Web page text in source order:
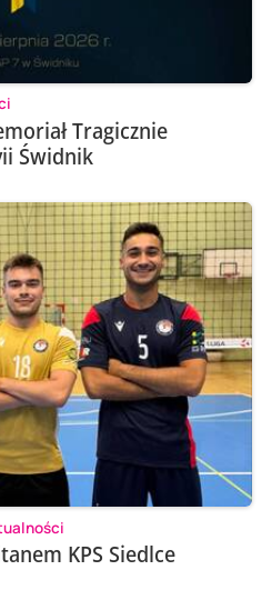
Tragicznie
Świdnik
KPS Siedlce